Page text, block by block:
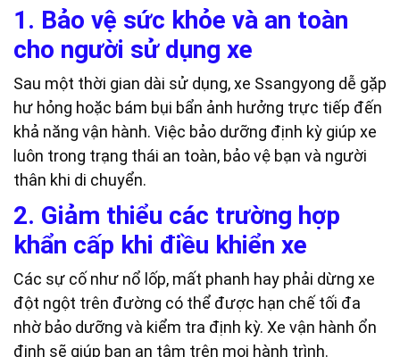
1. Bảo vệ sức khỏe và an toàn
cho người sử dụng xe
Sau một thời gian dài sử dụng, xe Ssangyong dễ gặp
hư hỏng hoặc bám bụi bẩn ảnh hưởng trực tiếp đến
khả năng vận hành. Việc bảo dưỡng định kỳ giúp xe
luôn trong trạng thái an toàn, bảo vệ bạn và người
thân khi di chuyển.
2. Giảm thiểu các trường hợp
khẩn cấp khi điều khiển xe
Các sự cố như nổ lốp, mất phanh hay phải dừng xe
đột ngột trên đường có thể được hạn chế tối đa
nhờ bảo dưỡng và kiểm tra định kỳ. Xe vận hành ổn
định sẽ giúp bạn an tâm trên mọi hành trình.